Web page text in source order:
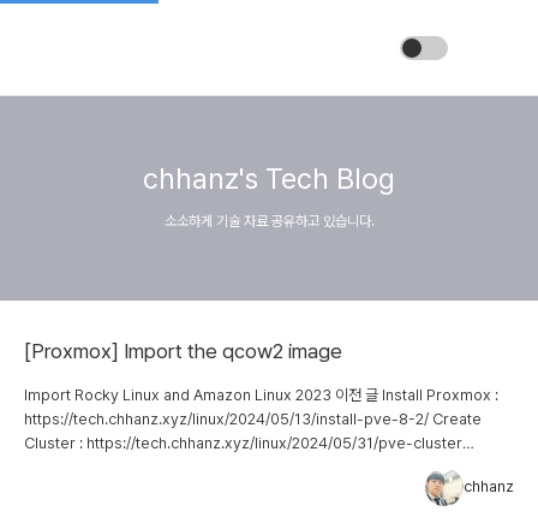
chhanz's Tech Blog
소소하게 기술 자료 공유하고 있습니다.
[Proxmox] Import the qcow2 image
Import Rocky Linux and Amazon Linux 2023 이전 글 Install Proxmox :
https://tech.chhanz.xyz/linux/2024/05/13/install-pve-8-2/ Create
Cluster : https://tech.chhanz.xyz/linux/2024/05/31/pve-cluster
https://tech.chhanz.xyz/linux/2024/05/31/pve-with-ceph/ VM Livechhanz